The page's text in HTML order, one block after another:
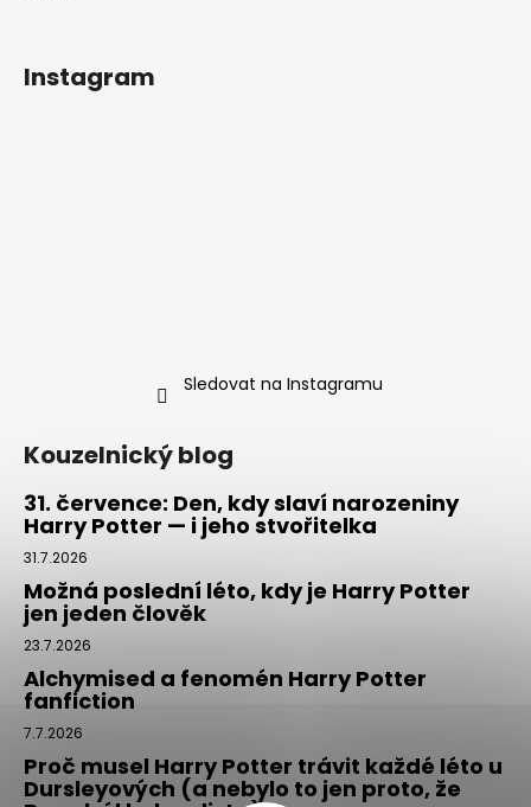
Instagram
Sledovat na Instagramu
Kouzelnický blog
31. července: Den, kdy slaví narozeniny
Harry Potter — i jeho stvořitelka
31.7.2026
Možná poslední léto, kdy je Harry Potter
jen jeden člověk
23.7.2026
Alchymised a fenomén Harry Potter
fanfiction
7.7.2026
Proč musel Harry Potter trávit každé léto u
Dursleyových (a nebylo to jen proto, že